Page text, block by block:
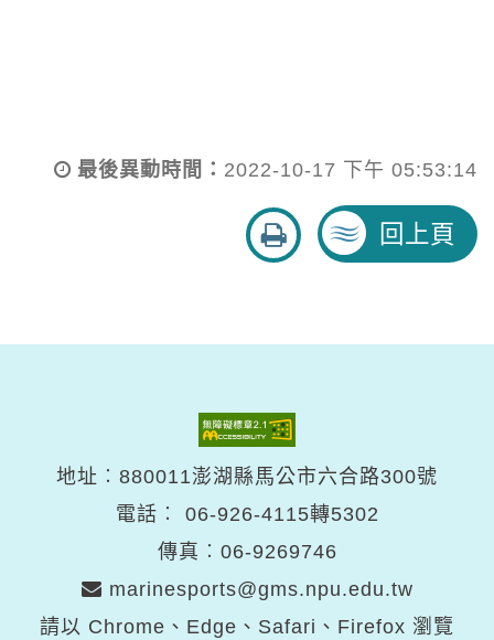
最後異動時間： 2022-10-17 下午 05:53:14
友
善
回上頁
地址︰880011澎湖縣馬公市六合路300號
電話︰ 06-926-4115轉5302
傳真︰06-9269746
marinesports@gms.npu.edu.tw
請以 Chrome、Edge、Safari、Firefox 瀏覽